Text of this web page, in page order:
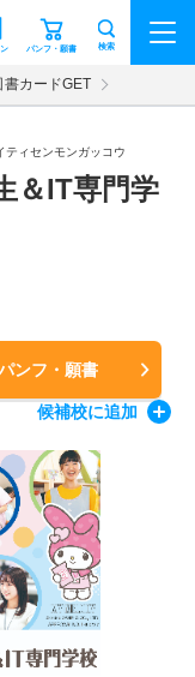
パンフ・願書 検索
書カードGET
ティセンモンガッコウ
＆IT専門学
ンフ・願書
候補校に追加